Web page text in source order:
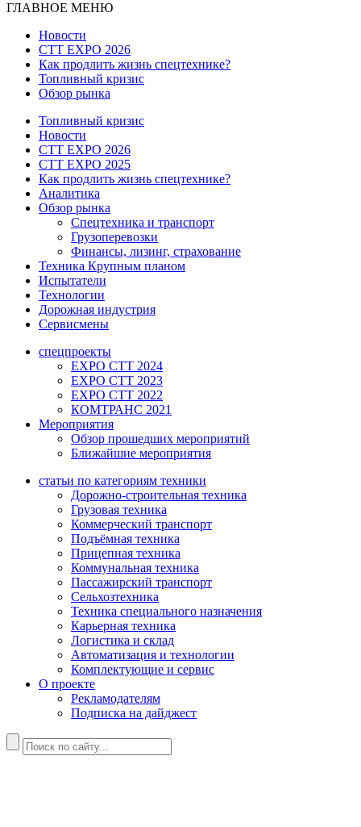
ГЛАВНОЕ МЕНЮ
Новости
CTT EXPO 2026
Как продлить жизнь спецтехнике?
Топливный кризис
Обзор рынка
Топливный кризис
Новости
CTT EXPO 2026
CTT EXPO 2025
Как продлить жизнь спецтехнике?
Аналитика
Обзор рынка
Спецтехника и транспорт
Грузоперевозки
Финансы, лизинг, страхование
Техника Крупным планом
Испытатели
Технологии
Дорожная индустрия
Сервисмены
спецпроекты
EXPO CTT 2024
EXPO CTT 2023
EXPO CTT 2022
КОМТРАНС 2021
Мероприятия
Обзор прошедших мероприятий
Ближайшие мероприятия
статьи по категориям техники
Дорожно-строительная техника
Грузовая техника
Коммерческий транспорт
Подъёмная техника
Прицепная техника
Коммунальная техника
Пассажирский транспорт
Сельхозтехника
Техника специального назначения
Карьерная техника
Логистика и склад
Автоматизация и технологии
Комплектующие и сервис
О проекте
Рекламодателям
Подписка на дайджест